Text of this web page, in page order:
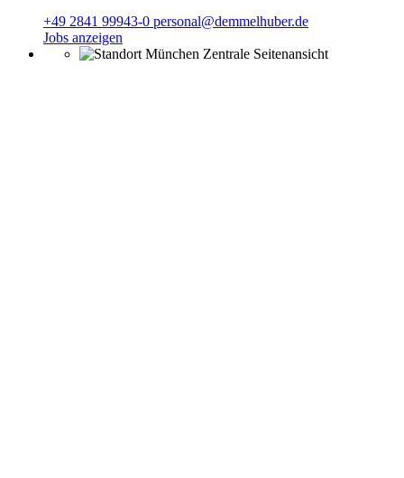
+49 2841 99943-0 personal@demmelhuber.de
Jobs anzeigen